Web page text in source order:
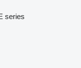
series